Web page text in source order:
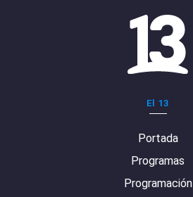
El 13
Portada
Programas
Programación